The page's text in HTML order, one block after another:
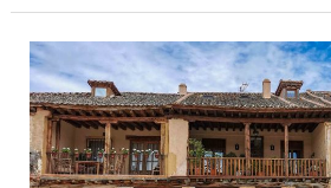
más
bonitos
del
Valle
de
Arán: